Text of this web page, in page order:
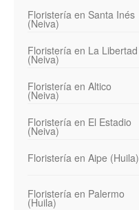
Floristería en Santa Inés
(Neiva)
Floristería en La Libertad
(Neiva)
Floristería en Altico
(Neiva)
Floristería en El Estadio
(Neiva)
Floristería en Aipe (Huila)
Floristería en Palermo
(Huila)